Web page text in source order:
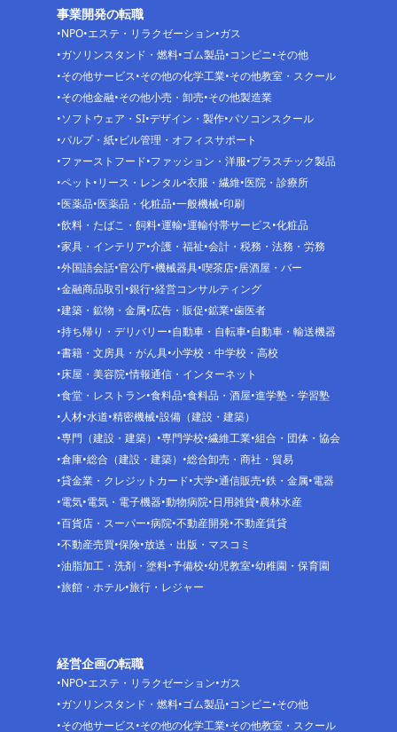
事業開発の転職
NPO エステ・リラクゼーション ガス
ガソリンスタンド・燃料 ゴム製品 コンビニ その他
その他サービス その他の化学工業 その他教室・スクール
その他金融 その他小売・卸売 その他製造業
ソフトウェア・SI デザイン・製作 パソコンスクール
パルプ・紙 ビル管理・オフィスサポート
ファーストフード ファッション・洋服 プラスチック製品
ペット リース・レンタル 衣服・繊維 医院・診療所
医薬品 医薬品・化粧品 一般機械 印刷
飲料・たばこ・飼料 運輸 運輸付帯サービス 化粧品
家具・インテリア 介護・福祉 会計・税務・法務・労務
外国語会話 官公庁 機械器具 喫茶店 居酒屋・バー
金融商品取引 銀行 経営コンサルティング
建築・鉱物・金属 広告・販促 鉱業 歯医者
持ち帰り・デリバリー 自動車・自転車 自動車・輸送機器
書籍・文房具・がん具 小学校・中学校・高校
床屋・美容院 情報通信・インターネット
食堂・レストラン 食料品 食料品・酒屋 進学塾・学習塾
人材 水道 精密機械 設備（建設・建築）
専門（建設・建築）
専門学校 繊維工業 組合・団体・協会
倉庫 総合（建設・建築）
総合卸売・商社・貿易
貸金業・クレジットカード 大学 通信販売 鉄・金属 電器
電気 電気・電子機器 動物病院 日用雑貨 農林水産
百貨店・スーパー 病院 不動産開発 不動産賃貸
不動産売買 保険 放送・出版・マスコミ
油脂加工・洗剤・塗料 予備校 幼児教室 幼稚園・保育園
旅館・ホテル 旅行・レジャー
経営企画の転職
NPO エステ・リラクゼーション ガス
ガソリンスタンド・燃料 ゴム製品 コンビニ その他
その他サービス その他の化学工業 その他教室・スクール